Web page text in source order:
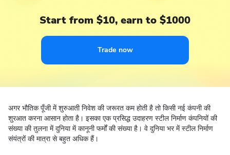
Start from $10, earn to $1000
Trade now
अगर भौतिक पूँजी में शुरुआती निवेश की जरूरत कम होती है तो किसी नई कंपनी की
शुरआत करना आसान होता है। इसका एक प्रसिद्ध उदाहरण स्टील निर्माण कंपनियों की
संख्या की तुलना में दुनिया में कानूनी फर्मों की संख्या है। वे दुनिया भर में स्टील निर्माण
संयंत्रों की मात्रा से बहुत अधिक हैं।